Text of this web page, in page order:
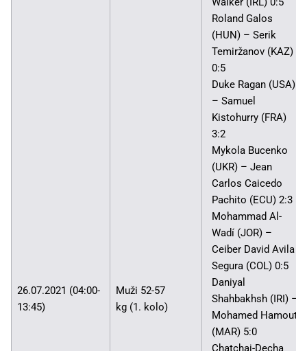
26.07.2021 (04:00-
13:45)
Muži 52-57
kg (1. kolo)
Roland Galos
(HUN) – Serik
Temiržanov (KAZ)
0:5
Duke Ragan (USA)
– Samuel
Kistohurry (FRA)
3:2
Mykola Bucenko
(UKR) – Jean
Carlos Caicedo
Pachito (ECU) 2:3
Mohammad Al-
Wadí (JOR) –
Ceiber David Avila
Segura (COL) 0:5
Daniyal
Shahbakhsh (IRI) –
Mohamed Hamout
(MAR) 5:0
Chatchai-Decha